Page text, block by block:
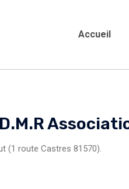
Accueil
(1 route Castres 81570).